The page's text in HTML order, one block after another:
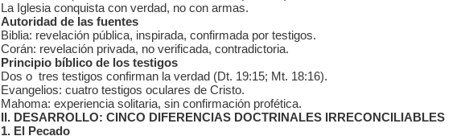
La Iglesia conquista con verdad, no con armas.
Autoridad de las fuentes
Biblia: revelación pública, inspirada, confirmada por testigos.
Corán: revelación privada, no verificada, contradictoria.
Principio bíblico de los testigos
Dos o tres testigos confirman la verdad (Dt. 19:15; Mt. 18:16).
Evangelios: cuatro testigos oculares de Cristo.
Mahoma: experiencia solitaria, sin confirmación profética.
II. DESARROLLO: CINCO DIFERENCIAS DOCTRINALES IRRECONCILIABLES
1. El Pecado